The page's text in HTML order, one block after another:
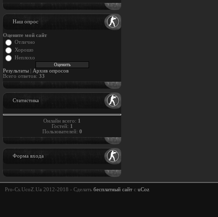
Наш опрос
Оцените мой сайт
Отлично
Хорошо
Неплохо
Результаты
Архив опросов
Всего ответов: 33
Статистика
Онлайн всего: 1
Гостей: 1
Пользователей: 0
Форма входа
Pro-Cs.UcoZ.Ua 2012-2018 - Сделать бесплатный сайт с uCoz